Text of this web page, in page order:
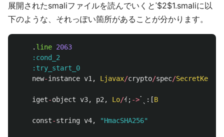
展開されたsmaliファイルを読んでいくとˈ$2$1.smaliに以
下のような、それっぽい箇所があることが分かります。
. line 2063
:cond_2
:try_start_0
new-instance v1 , Ljavax/crypto/spec/
iget-object v3, p2 , Lo/ｲ ; ->ॱˎ :[B
const-string v4, "HmacSHA256"